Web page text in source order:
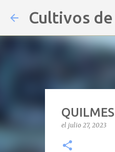
Cultivos
el julio 27, 2023